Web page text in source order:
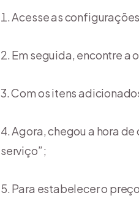
Acesse as
Em seguida, encontre a
Com os itens
Agora, chegou a hora
serviço”;
Para estabelecer o